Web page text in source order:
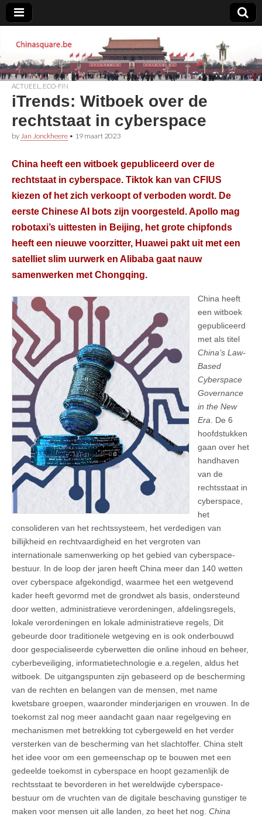
Chinasquare.be
ACTUEEL ECO-FIN
iTrends: Witboek over de
rechtstaat in cyberspace
by Jan Jonckheere • 19 maart 2023
China heeft een witboek gepubliceerd over de
rechtstaat in cyberspace. Tiktok kan van CFIUS
kiezen of het zich verkoopt of verboden wordt. De
eerste Chinese AI bots zijn voorgesteld. Apollo mag
robotaxi’s uittesten in Beijing, het grote chipfonds
heeft een nieuwe voorzitter, Huawei pakt uit met een
satelliet slim uurwerk en Alibaba gaat nauw
samenwerken met Chongqing.
China heeft
een witboek
gepubliceerd
met als titel
China’s Law-
Based
Cyberspace
Governance
in the New
Era. De 6
hoofdstukken
gaan over het
handhaven
van de
rechtsstaat in
cyberspace,
het
consolideren van het rechtssysteem, het verdedigen van
billijkheid en rechtvaardigheid en het vergroten van
internationale samenwerking op het gebied van cyberspace-
bestuur. In de loop der jaren heeft China meer dan 140 wetten
over cyberspace afgekondigd, waarmee het een wetgevend
kader heeft gevormd met de grondwet als basis, ondersteund
door wetten, administratieve verordeningen, afdelingsregels,
lokale verordeningen en lokale administratieve regels, Dit
gebeurde door traditionele wetgeving en is ook onderbouwd
door gespecialiseerde cyberwetten die online inhoud en beheer,
cyberbeveiliging, informatietechnologie e.a.regelen, aldus het
witboek. De uitgangspunten zijn gebaseerd op de bescherming
van de rechten en belangen van de mensen, met name
kwetsbare groepen, waaronder minderjarigen en vrouwen. In de
toekomst zal nog meer aandacht gaan naar regelgeving en
mechanismen met betrekking tot cybergeweld en het verder
versterken van de bescherming van het slachtoffer. China stelt
het idee voor om een gemeenschap op te bouwen met een
gedeelde toekomst in cyberspace en hoopt gezamenlijk de
rechtsstaat te bevorderen in het wereldwijde cyberspace-
bestuur om de vruchten van de digitale beschaving gunstiger te
maken voor mensen uit alle landen, zo heet het nog. China